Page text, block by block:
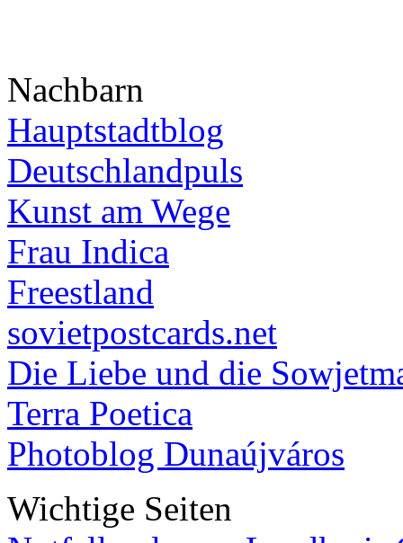
Nachbarn
Hauptstadtblog
Deutschlandpuls
Kunst am Wege
Frau Indica
Freestland
sovietpostcards.net
Die Liebe und die
Terra Poetica
Photoblog Dunaújváros
Wichtige Seiten